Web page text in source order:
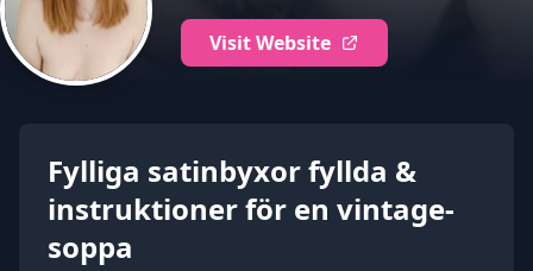
Visit Website
Fylliga satinbyxor fyllda &
instruktioner för en vintage-
soppa